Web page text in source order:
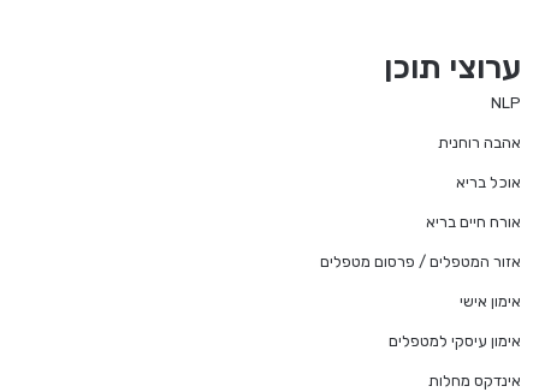
ערוצי תוכן
NLP
אהבה רוחנית
אוכל בריא
אורח חיים בריא
אזור המטפלים / פרסום מטפלים
אימון אישי
אימון עיסקי למטפלים
אינדקס מחלות